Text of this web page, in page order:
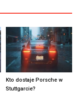
Kto dostaje Porsche w
Stuttgarcie?